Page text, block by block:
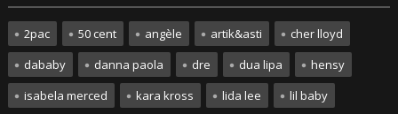
2pac 50 cent angèle artik&asti
cher lloyd
dababy
danna paola dre dua lipa
hensy
isabela merced
kara kross lida lee
lil baby